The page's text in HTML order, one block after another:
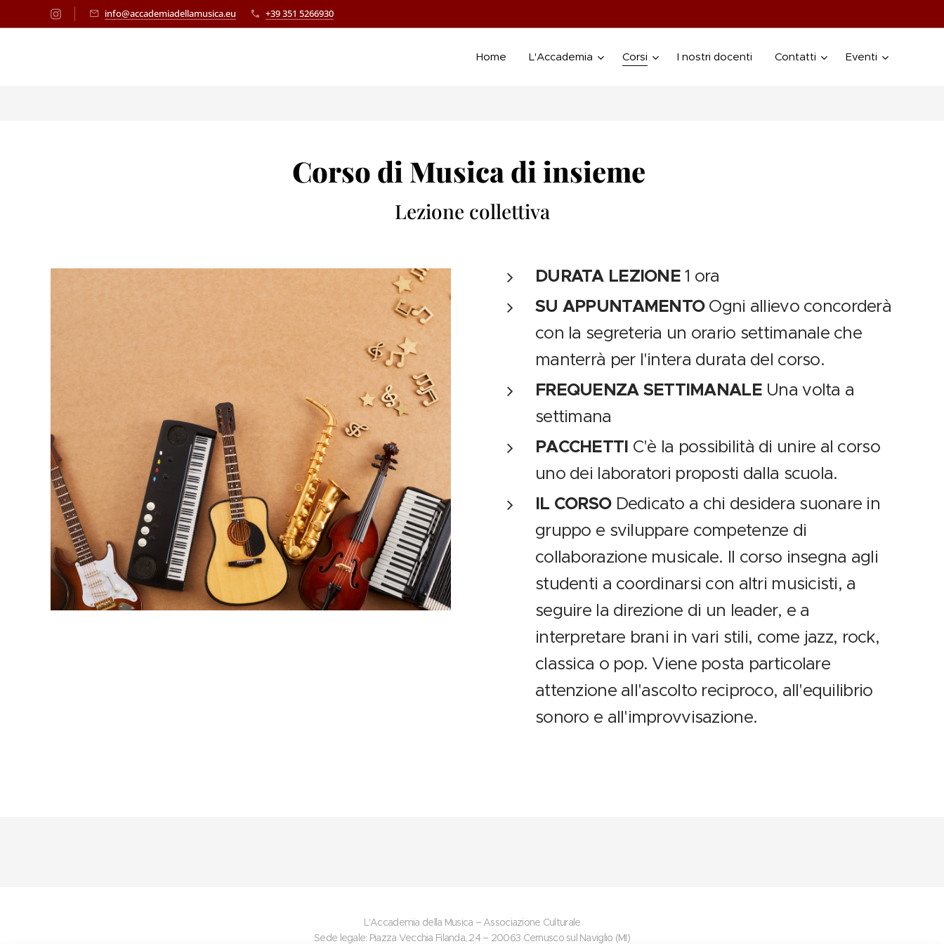
info@accademiadellamusica.eu +39 351 5266930
Home L'Accademia Corsi I nostri docenti Contatti Eventi
Corso di Musica di insieme
Lezione collettiva
DURATA LEZIONE1 ora
SU APPUNTAMENTO Ogni allievo concorderà
con la segreteria un orario settimanale che
manterrà per l'intera durata del corso.
FREQUENZA SETTIMANALEUna volta a
settimana
PACCHETTI C'è la possibilità di unire al corso
uno dei laboratori proposti dalla scuola.
IL CORSO Dedicato a chi desidera suonare in
gruppo e sviluppare competenze di
collaborazione musicale. Il corso insegna agli
studenti a coordinarsi con altri musicisti, a
seguire la direzione di un leader, e a
interpretare brani in vari stili, come jazz, rock,
classica o pop. Viene posta particolare
attenzione all'ascolto reciproco, all'equilibrio
sonoro e all'improvvisazione.
L'Accademia della Musica – Associazione Culturale
Sede legale: Piazza Vecchia Filanda, 24 – 20063 Cernusco sul Naviglio (MI)